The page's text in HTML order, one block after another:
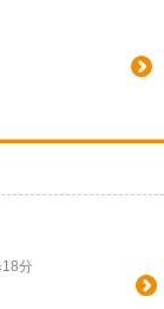
18分